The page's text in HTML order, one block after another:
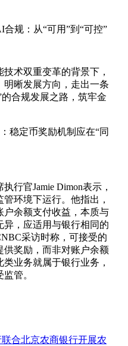
规：从“可用”到“可控”
术双重变革的背景下，
晰发展方向，走出一条
的合规发展之路，筑牢金
稳定币奖励机制应在“同
行官Jamie Dimon表示，
环境下运行。他指出，
户余额支付收益，本质与
，应适用与银行相同的
采访时称，可接受的
供奖励，而非对账户余额
业务就属于银行业务，
管。
合北京农商银行开展农